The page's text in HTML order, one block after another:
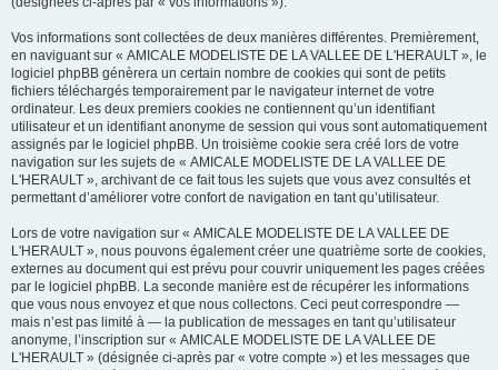
Vos informations sont collectées de deux manières différentes. Premièrement,
en naviguant sur « AMICALE MODELISTE DE LA VALLEE DE L'HERAULT », le
logiciel phpBB génèrera un certain nombre de cookies qui sont de petits
fichiers téléchargés temporairement par le navigateur internet de votre
ordinateur. Les deux premiers cookies ne contiennent qu’un identifiant
utilisateur et un identifiant anonyme de session qui vous sont automatiquement
assignés par le logiciel phpBB. Un troisième cookie sera créé lors de votre
navigation sur les sujets de « AMICALE MODELISTE DE LA VALLEE DE
L'HERAULT », archivant de ce fait tous les sujets que vous avez consultés et
permettant d’améliorer votre confort de navigation en tant qu’utilisateur.
Lors de votre navigation sur « AMICALE MODELISTE DE LA VALLEE DE
L'HERAULT », nous pouvons également créer une quatrième sorte de cookies,
externes au document qui est prévu pour couvrir uniquement les pages créées
par le logiciel phpBB. La seconde manière est de récupérer les informations
que vous nous envoyez et que nous collectons. Ceci peut correspondre —
mais n’est pas limité à — la publication de messages en tant qu’utilisateur
anonyme, l’inscription sur « AMICALE MODELISTE DE LA VALLEE DE
L'HERAULT » (désignée ci-après par « votre compte ») et les messages que